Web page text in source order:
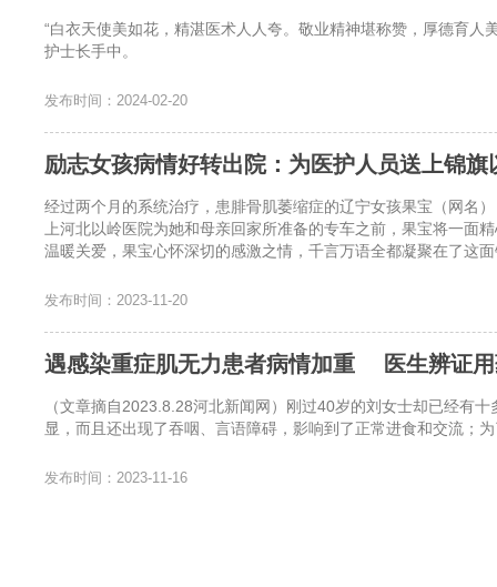
“白衣天使美如花，精湛医术人人夸。敬业精神堪称赞，厚德育
护士长手中。
发布时间：2024-02-20
励志女孩病情好转出院：为医护人员送上锦旗
经过两个月的系统治疗，患腓骨肌萎缩症的辽宁女孩果宝（网名
上河北以岭医院为她和母亲回家所准备的专车之前，果宝将一
温暖关爱，果宝心怀深切的感激之情，千言万语全都凝聚在了这
发布时间：2023-11-20
遇感染重症肌无力患者病情加重 医生辨证用
（文章摘自2023.8.28河北新闻网）刚过40岁的刘女士却已经有
显，而且还出现了吞咽、言语障碍，影响到了正常进食和交流；
发布时间：2023-11-16